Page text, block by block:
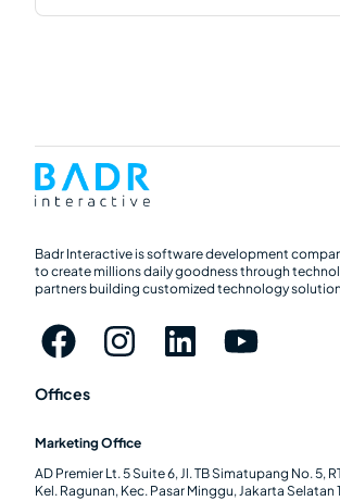
Badr Interactive is software development
to create millions daily goodness through
partners building customized technology
Offices
Marketing Office
AD Premier Lt. 5 Suite 6, Jl. TB Simatupang No. 5,
Kel. Ragunan, Kec. Pasar Minggu, Jakarta Selatan